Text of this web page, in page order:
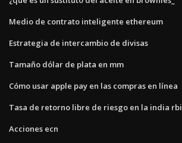
Medio de contrato inteligente ethereum
Estrategia de intercambio de divisas
Tamaño dólar de plata en mm
Cómo usar apple pay en las compras en línea
Tasa de retorno libre de riesgo en la india rbi
Acciones ecn